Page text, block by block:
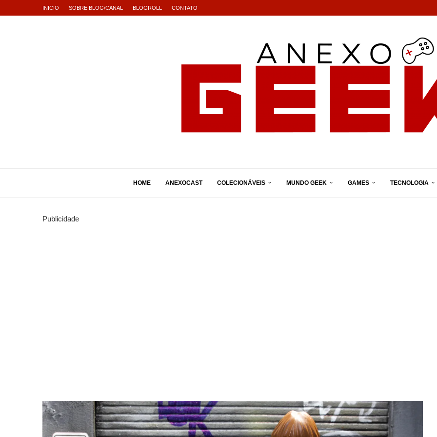
INICIO SOBRE BLOG/CANAL BLOGROLL CONTATO
HOME ANEXOCAST COLECIONÁVEIS MUNDO GEEK GAMES TECNOLOGIA
Publicidade